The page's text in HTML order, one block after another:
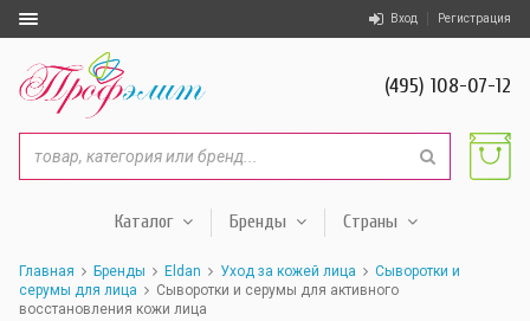
Вход Регистрация
(495) 108-07-12
Каталог Бренды Страны
Главная Бренды Eldan Уход за кожей лица
Сыворотки и
серумы для лица
Сыворотки и серумы для активного
восстановления кожи лица